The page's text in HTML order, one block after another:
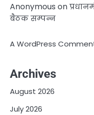
Anonymous on
बैठक सम्पन्न
A WordPress
Archives
August 2026
July 2026